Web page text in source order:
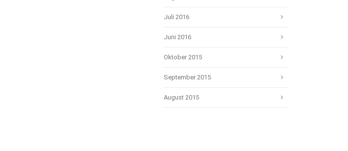
Juli 2016
Juni 2016
Oktober 2015
September 2015
August 2015